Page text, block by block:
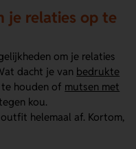
je relaties op te
om je relaties
dacht je van bedrukte
houden of mutsen met
kou.
outfit helemaal af. Kortom,